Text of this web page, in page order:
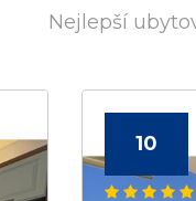
Nejlepší
10